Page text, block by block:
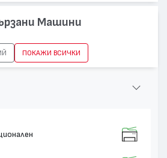
Машини
ПОКАЖИ ВСИЧКИ